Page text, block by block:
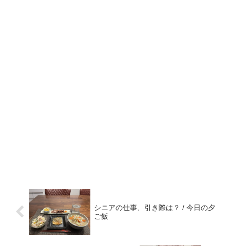
シニアの仕事、引き際は？ / 今日の夕
ご飯